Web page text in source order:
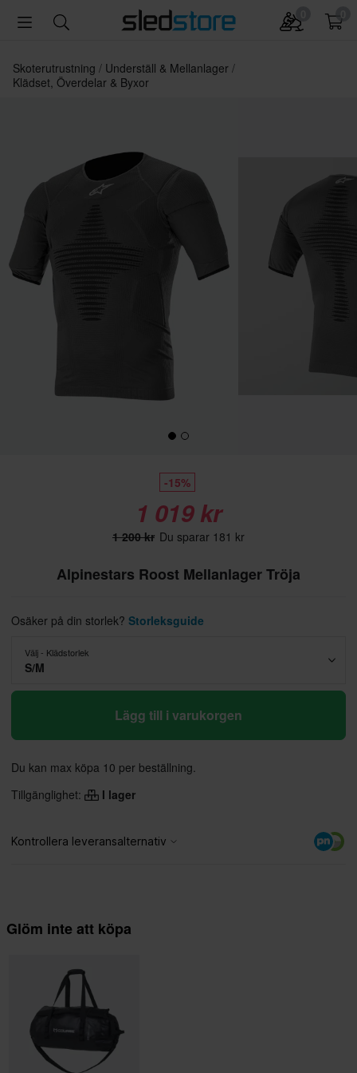
Skoterutrustning
Underställ & Mellanlager
Klädset, Överdelar & Byxor
-15%
1 019 kr
1 200 kr Du sparar 181 kr
Alpinestars Roost Mellanlager Tröja
Osäker på din storlek? Storleksguide
Välj - Klädstorlek
S/M
Lägg till i varukorgen
Du kan max köpa 10 per beställning.
Tillgänglighet:
I lager
Glöm inte att köpa